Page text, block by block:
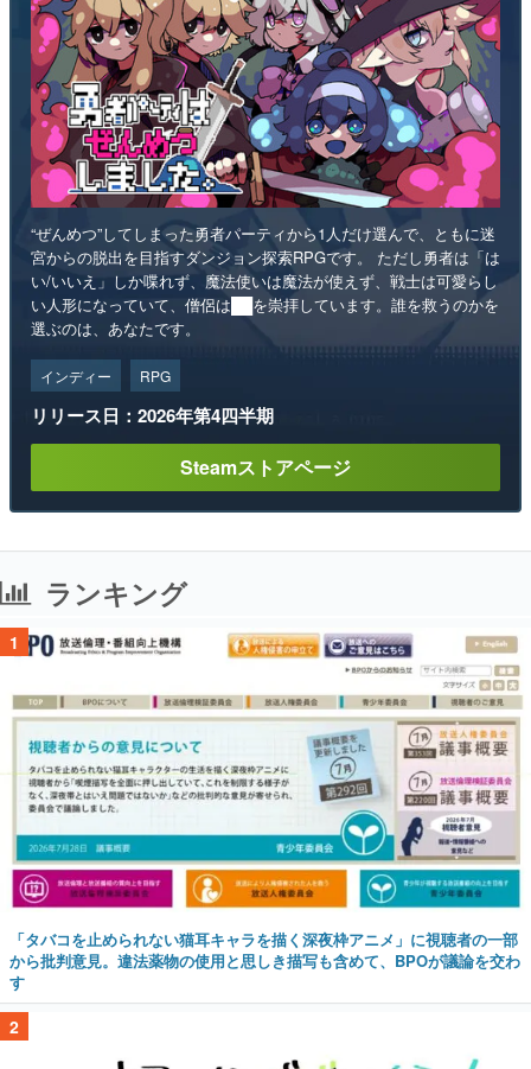
“ぜんめつ”してしまった勇者パーティから1人だけ選んで、ともに迷
宮からの脱出を目指すダンジョン探索RPGです。 ただし勇者は「は
い/いいえ」しか喋れず、魔法使いは魔法が使えず、戦士は可愛らし
い人形になっていて、僧侶は██を崇拝しています。誰を救うのかを
選ぶのは、あなたです。
インディー RPG
リリース日：2026年第4四半期
Steamストアページ
ランキング
1
「タバコを止められない猫耳キャラを描く深夜枠アニメ」に視聴者の一部
から批判意見。違法薬物の使用と思しき描写も含めて、BPOが議論を交わ
す
2